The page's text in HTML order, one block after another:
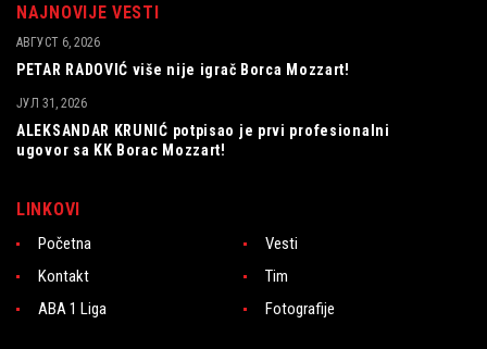
NAJNOVIJE VESTI
PETAR RADOVIĆ više nije igrač Borca Mozzart!
АВГУСТ 6, 2026
ALEKSANDAR KRUNIĆ potpisao je prvi profesionalni
ugovor sa KK Borac Mozzart!
ЈУЛ 31, 2026
LINKOVI
Početna
Vesti
Kontakt
Tim
ABA 1 Liga
Fotografije